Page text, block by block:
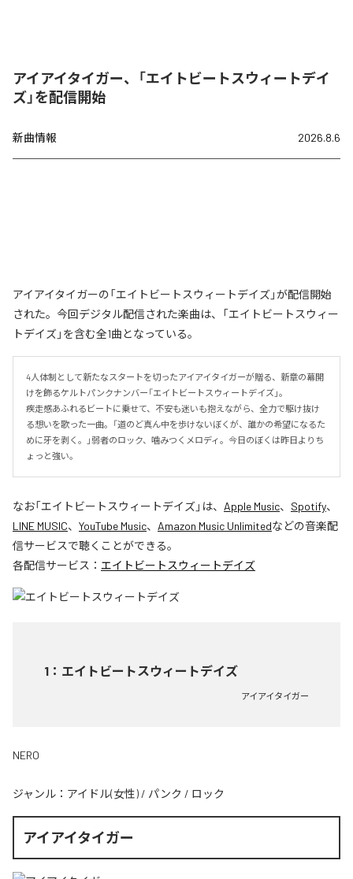
アイアイタイガー、「エイトビートスウィートデイ
ズ」を配信開始
新曲情報 2026.8.6
アイアイタイガーの「エイトビートスウィートデイズ」が配信開始
された。今回デジタル配信された楽曲は、「エイトビートスウィー
トデイズ」を含む全1曲となっている。
4人体制として新たなスタートを切ったアイアイタイガーが贈る、新章の幕開
けを飾るケルトパンクナンバー「エイトビートスウィートデイズ」。
疾走感あふれるビートに乗せて、不安も迷いも抱えながら、全力で駆け抜け
る想いを歌った一曲。「道のど真ん中を歩けないぼくが、誰かの希望になるた
めに牙を剥く。」弱者のロック、噛みつくメロディ。今日のぼくは昨日よりち
ょっと強い。
なお「エイトビートスウィートデイズ」は、 Apple Music、 Spotify、
LINE MUSIC、 YouTube Music、 Amazon Music Unlimitedなどの音楽配
信サービスで聴くことができる。
各配信サービス： エイトビートスウィートデイズ
1 ： エイトビートスウィートデイズ
アイアイタイガー
NERO
ジャンル： アイドル(女性) / パンク / ロック
アイアイタイガー